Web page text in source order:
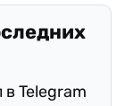
Telegram